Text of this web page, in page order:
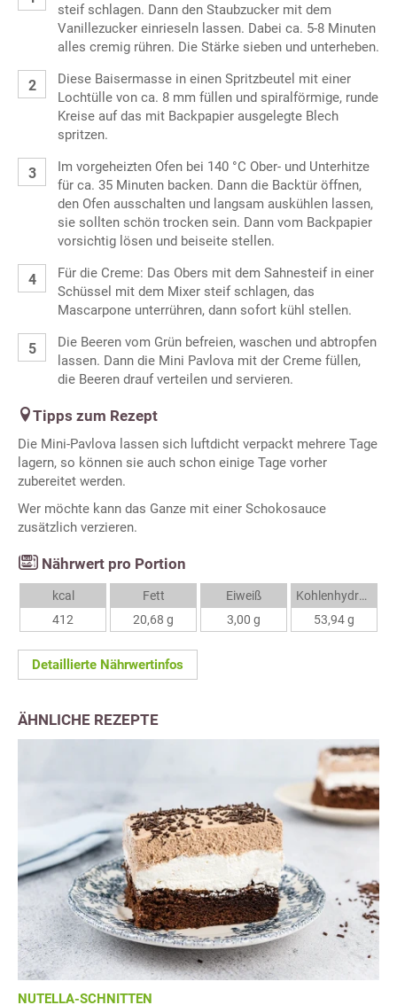
steif schlagen. Dann den Staubzucker mit dem
Vanillezucker einrieseln lassen. Dabei ca. 5-8 Minuten
alles cremig rühren. Die Stärke sieben und unterheben.
Diese Baisermasse in einen Spritzbeutel mit einer
Lochtülle von ca. 8 mm füllen und spiralförmige, runde
Kreise auf das mit Backpapier ausgelegte Blech
spritzen.
Im vorgeheizten Ofen bei 140 °C Ober- und Unterhitze
für ca. 35 Minuten backen. Dann die Backtür öffnen,
den Ofen ausschalten und langsam auskühlen lassen,
sie sollten schön trocken sein. Dann vom Backpapier
vorsichtig lösen und beiseite stellen.
Für die Creme: Das Obers mit dem Sahnesteif in einer
Schüssel mit dem Mixer steif schlagen, das
Mascarpone unterrühren, dann sofort kühl stellen.
Die Beeren vom Grün befreien, waschen und abtropfen
lassen. Dann die Mini Pavlova mit der Creme füllen,
die Beeren drauf verteilen und servieren.
Tipps zum Rezept
Die Mini-Pavlova lassen sich luftdicht verpackt mehrere Tage
lagern, so können sie auch schon einige Tage vorher
zubereitet werden.
Wer möchte kann das Ganze mit einer Schokosauce
zusätzlich verzieren.
Nährwert pro Portion
kcal
412
Fett
20,68 g
Eiweiß
3,00 g
Kohlenhydrate
53,94 g
Detaillierte Nährwertinfos
ÄHNLICHE REZEPTE
NUTELLA-SCHNITTEN